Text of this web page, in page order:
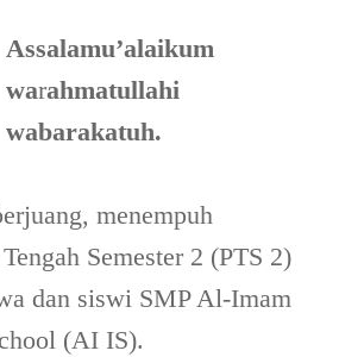
Assalamu’alaikum
warahmatullahi
wabarakatuh.
menempuh
Semester 2 (PTS 2)
dan siswi SMP Al-Imam
(AI IS).